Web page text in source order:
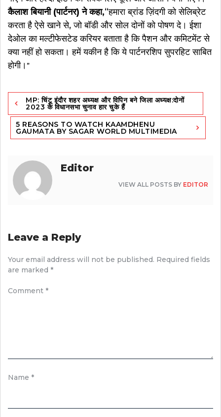
कैलाश बियानी (पार्टनर) ने कहा,“हमारा ब्रांड ज़िंदगी को सेलिब्रेट
करता है ऐसे खाने से, जो बॉडी और सोल दोनों को पोषण दे। ईशा
देओल का मल्टीफेसटेड करियर बताता है कि पैशन और कमिटमेंट से
क्या नहीं हो सकता। हमें यकीन है कि ये पार्टनरशिप सुपरहिट साबित
होगी। ”
Post
navigation
MP: चिंटू इंदौर शहर अध्यक्ष और विपिन बने जिला अध्यक्ष:दोनों
2023 के विधानसभा चुनाव हार चुके हैं
5 REASONS TO WATCH KAAMDHENU
GAUMATA BY SAGAR WORLD MULTIMEDIA
Editor
VIEW ALL POSTS BY EDITOR
Leave a Reply
Your email address will not be published. Required fields
are marked *
Comment *
Name *